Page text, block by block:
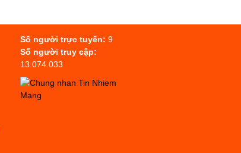
Số người trực tuyến: 9
Số người truy cập:
13.074.033